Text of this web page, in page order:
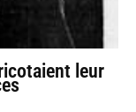
leur